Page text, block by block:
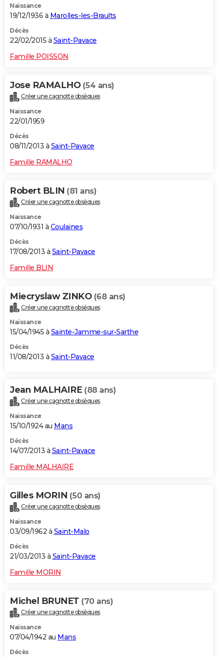
Naissance
19/12/1936 à Marolles-les-Braults
Décès
22/02/2015 à Saint-Pavace
Famille POISSON
Jose RAMALHO (54 ans)
Créer une cagnotte obsèques
Naissance
22/01/1959
Décès
08/11/2013 à Saint-Pavace
Famille RAMALHO
Robert BLIN (81 ans)
Créer une cagnotte obsèques
Naissance
07/10/1931 à Coulaines
Décès
17/08/2013 à Saint-Pavace
Famille BLIN
Miecryslaw ZINKO (68 ans)
Créer une cagnotte obsèques
Naissance
15/04/1945 à Sainte-Jamme-sur-Sarthe
Décès
11/08/2013 à Saint-Pavace
Jean MALHAIRE (88 ans)
Créer une cagnotte obsèques
Naissance
15/10/1924 au Mans
Décès
14/07/2013 à Saint-Pavace
Famille MALHAIRE
Gilles MORIN (50 ans)
Créer une cagnotte obsèques
Naissance
03/09/1962 à Saint-Malo
Décès
21/03/2013 à Saint-Pavace
Famille MORIN
Michel BRUNET (70 ans)
Créer une cagnotte obsèques
Naissance
07/04/1942 au Mans
Décès